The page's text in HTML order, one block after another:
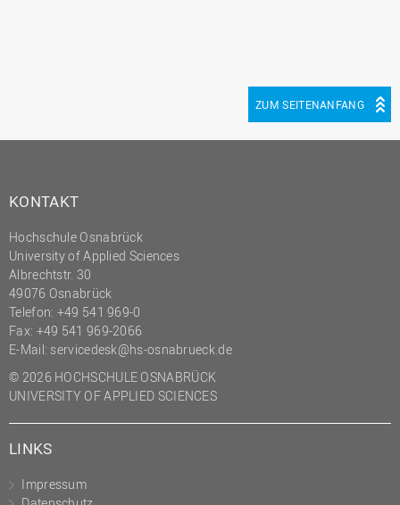
Science to Business GmbH
Studierendensekretariat
Studium und Lehre
Transfer- und
Innovationsmanagement
ZUM SEITENANFANG
KONTAKT
Hochschule Osnabrück
University of Applied Sciences
Albrechtstr. 30
49076 Osnabrück
Telefon: +49 541 969-0
Fax: +49 541 969-2066
E-Mail: servicedesk@hs-osnabrueck.de
© 2026 HOCHSCHULE OSNABRÜCK
UNIVERSITY OF APPLIED SCIENCES
LINKS
Impressum